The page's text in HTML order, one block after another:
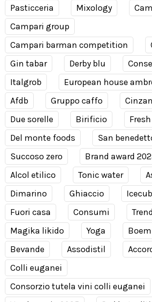
Pasticceria
Mixology
Campari group
Campari barman competition
Gin tabar
Derby blu
Italgrob
European house
Afdb
Gruppo caffo
Due sorelle
Birificio
Del monte foods
San
Succoso zero
Brand award
Alcol etilico
Tonic water
Dimarino
Ghiaccio
Fuori casa
Consumi
Magika likido
Yoga Boem
Bevande
Assodistil
Colli euganei
Consorzio tutela vini colli euganei